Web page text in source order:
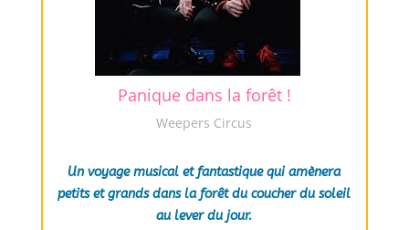
Panique dans la forêt !
Weepers Circus
Un voyage musical et fantastique qui amènera
petits et grands dans la forêt du coucher du soleil
au lever du jour.